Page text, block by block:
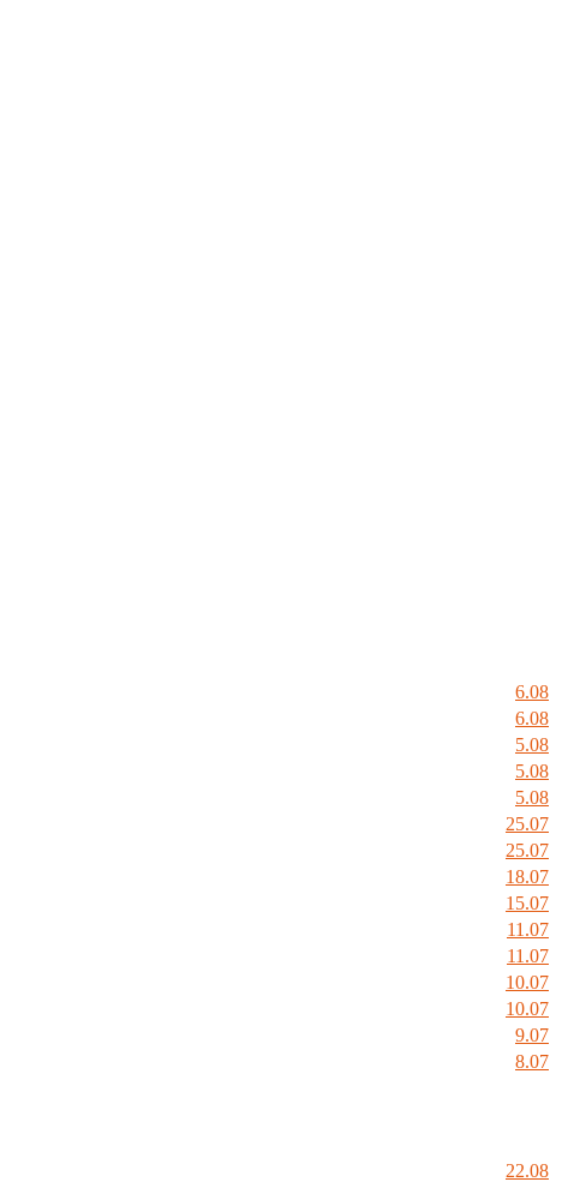
6.08
6.08
5.08
5.08
5.08
25.07
25.07
18.07
15.07
11.07
11.07
10.07
10.07
9.07
8.07
22.08